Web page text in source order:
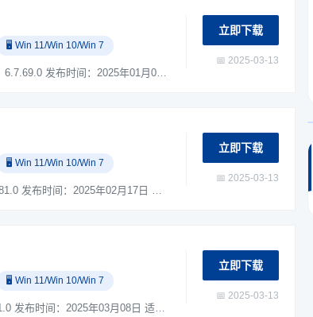
🖥️ Win 11/Win 10/Win 7
爱普生Epson Perfection V39II 扫描仪驱动程序下载 版本：6.7.69.0 发布时间：2025年01月09日 适用于：Windows 7 / Windows 10 / Windows 11 系统。 ...
立即下载
📅 2025-03-13
🖥️ Win 11/Win 10/Win 7
爱普生Epson ES-C320W 扫描仪驱动程序下载 版本：6.7.81.0 发布时间：2025年02月17日 适用于：Windows 7 / Windows 10 / Windows 11 系统。 ...
立即下载
📅 2025-03-13
🖥️ Win 11/Win 10/Win 7
爱普生Epson ES-580W 扫描仪驱动程序下载 版本：6.7.81.0 发布时间：2025年03月08日 适用于：Windows 7 / Windows 10 / Windows 11 系统。 ...
立即下载
📅 2025-03-13